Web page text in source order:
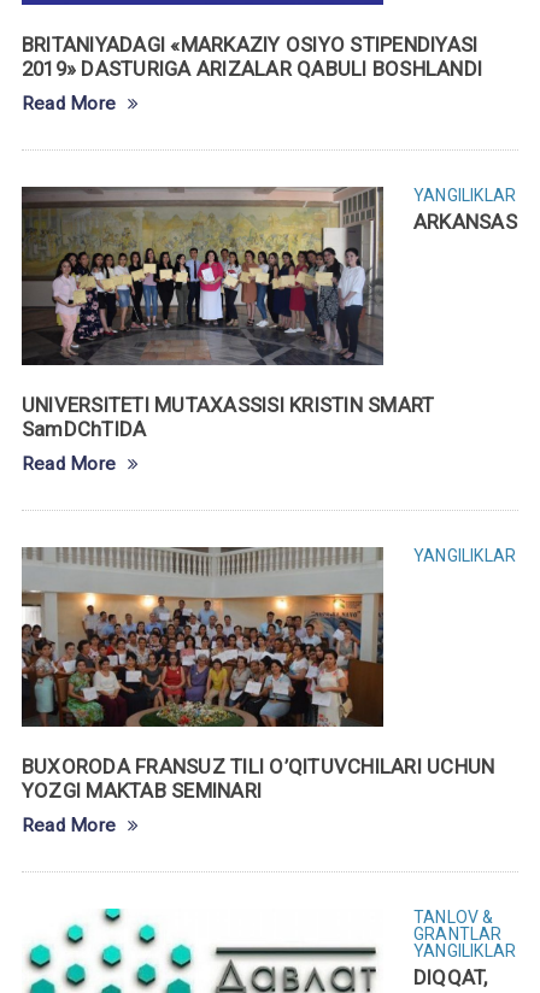
BRITANIYADAGI «MARKAZIY OSIYO STIPENDIYASI
2019» DASTURIGA ARIZALAR QABULI BOSHLANDI
Read More
YANGILIKLAR
ARKANSAS
UNIVERSITETI MUTAXASSISI KRISTIN SMART
SamDChTIDA
Read More
YANGILIKLAR
BUXORODA FRANSUZ TILI O’QITUVCHILARI UCHUN
YOZGI MAKTAB SEMINARI
Read More
TANLOV &
GRANTLAR
YANGILIKLAR
DIQQAT,